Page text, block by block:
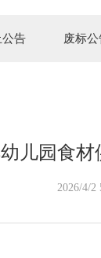
公告 废标
儿园食
2026/4/2